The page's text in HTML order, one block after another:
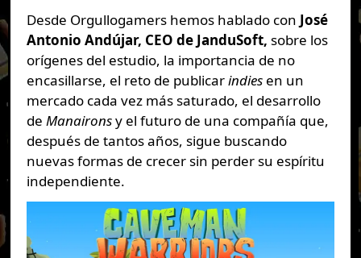
Desde Orgullogamers hemos hablado con José
Antonio Andújar, CEO de JanduSoft, sobre los
orígenes del estudio, la importancia de no
encasillarse, el reto de publicarindiesen un
mercado cada vez más saturado, el desarrollo
de Manaironsy el futuro de una compañía que,
después de tantos años, sigue buscando
nuevas formas de crecer sin perder su espíritu
independiente.